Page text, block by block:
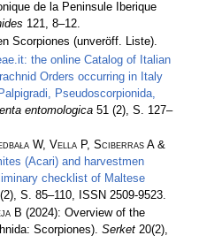
de la Peninsule Iberique
121, 8–12.
Scorpiones (unveröff. Liste).
the online Catalog of Italian
Orders occurring in Italy
Pseudoscorpionida,
entomologica 51 (2), S. 127–
W, Vella P, Sciberras A &
(Acari) and harvestmen
checklist of Maltese
S. 85–110, ISSN 2509-9523.
B (2024): Overview of the
Scorpiones). Serket 20(2),